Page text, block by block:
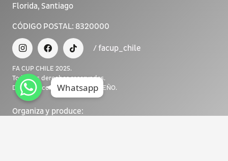
Florida, Santiago
CÓDIGO POSTAL: 8320000
/ facup_chile
FA CUP CHILE 2025.
Todos los derechos reservados.
Diseñado con <3 por NOUSDISEÑO.
Organiza y produce:
WhatsApp
WhatsApp
WhatsApp
Whatsapp